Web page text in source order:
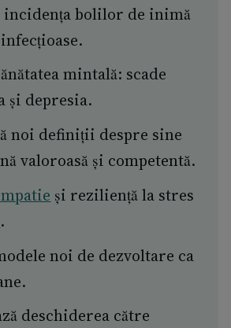
incidența bolilor de inimă
mintală: scade
și depresia.
noi definiții despre sine
valoroasă și competentă.
și reziliență la stres
.
noi de dezvoltare ca
deschiderea către